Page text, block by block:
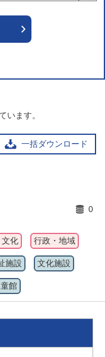
います。
一括ダウンロード
0
文化 行政・地域
施設 文化施設
館